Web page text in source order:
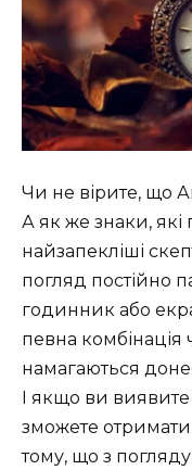
Чи не вірите, що
А як же знаки, які
найзапекліші
погляд постійно
годинник або
певна комбінація
намагаються
І якщо ви виявите
зможете
тому, що з погляду